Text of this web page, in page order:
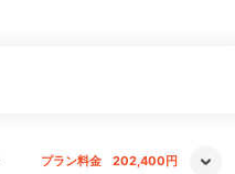
プラン料金 202,400円